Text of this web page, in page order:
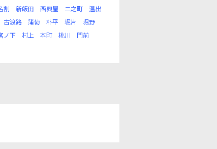
割 新飯田 西興屋 二之町
温出
古渡路 蒲萄 朴平 堀片
堀野
ノ下 村上 本町 桃川
門前